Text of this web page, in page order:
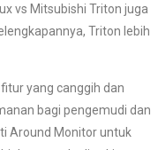
vs Mitsubishi Triton juga
Triton lebih
yang canggih dan
bagi pengemudi dan
Around Monitor untuk